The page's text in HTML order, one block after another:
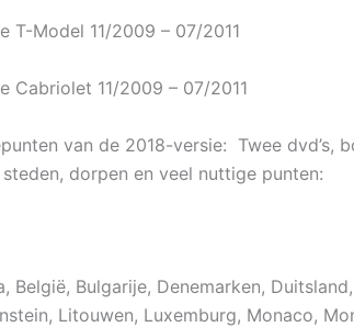
T-Model 11/2009 – 07/2011
Cabriolet 11/2009 – 07/2011
van de 2018-versie: Twee dvd’s,
dorpen en veel nuttige punten:
België, Bulgarije, Denemarken,
Litouwen, Luxemburg, Monaco,